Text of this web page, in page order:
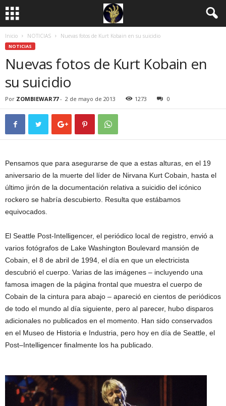
Inicio NOTICIAS Nuevas fotos de Kurt Kobain en su suicidio
NOTICIAS
Nuevas fotos de Kurt Kobain en
su suicidio
Por ZOMBIEWAR77- 2 de mayo de 2013 1273 0
Pensamos que para asegurarse de que a estas alturas, en el 19
aniversario de la muerte del líder de Nirvana Kurt Cobain , hasta el
último jirón de la documentación relativa a suicidio del icónico
rockero se habría descubierto Resulta que estábamos
equivocados.
El Seattle Post-Intelligencer, el periódico local de registro envió a
varios fotógrafos de Lake Washington Boulevard mansión de
Cobain , el 8 de abril de 1994, el día en que un electricista
descubrió el cuerpo. Varias de las imágenes – incluyendo una
famosa imagen de la página frontal que muestra el cuerpo de
Cobain de la cintura para abajo – apareció en cientos de periódicos
de todo el mundo al día siguiente, pero al parecer, hubo disparos
adicionales no publicados en el momento Han sido conservados
en el Museo de Historia e Industria, pero hoy en día de Seattle , el
Post–Intelligencer finalmente los ha publicado.